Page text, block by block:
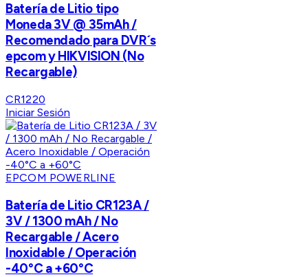
Batería de Litio tipo
Moneda 3V @ 35mAh /
Recomendado para DVR´s
epcom y HIKVISION (No
Recargable)
CR1220
Iniciar Sesión
EPCOM POWERLINE
Batería de Litio CR123A /
3V / 1300 mAh / No
Recargable / Acero
Inoxidable / Operación
-40°C a +60°C